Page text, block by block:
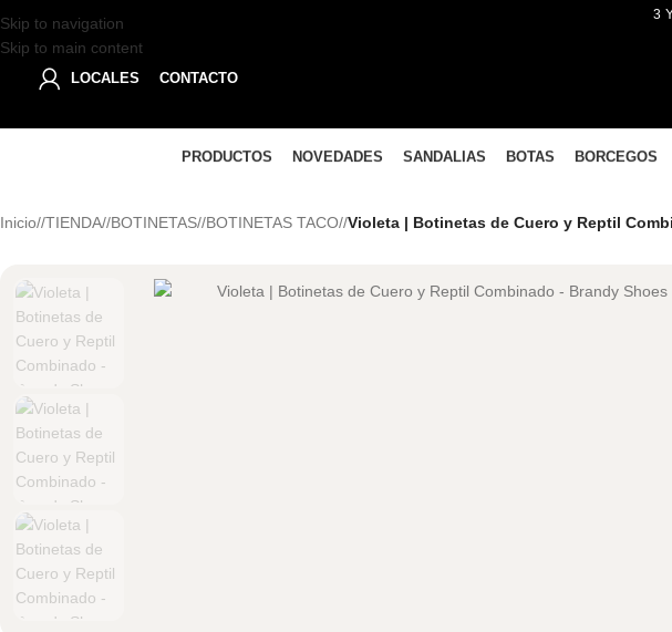
Skip to navigation
Skip to main content
3
LOCALES CONTACTO
PRODUCTOS NOVEDADES SANDALIAS BOTAS BORCEGOS
Inicio/ TIENDA/ BOTINETAS/ BOTINETAS TACO/ Violeta | Botinetas de Cuero y Reptil